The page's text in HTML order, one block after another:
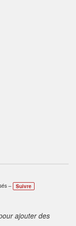
–
Suivre
ajouter des